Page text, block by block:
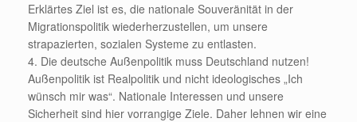
Erklärtes Ziel ist es, die nationale Souveränität in der
Migrationspolitik wiederherzustellen, um unsere
strapazierten, sozialen Systeme zu entlasten.
4. Die deutsche Außenpolitik muss Deutschland nutzen!
Außenpolitik ist Realpolitik und nicht ideologisches „Ich
wünsch mir was“. Nationale Interessen und unsere
Sicherheit sind hier vorrangige Ziele. Daher lehnen wir eine